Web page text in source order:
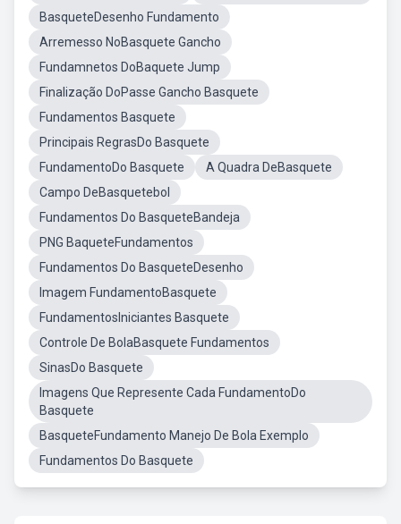
BasqueteDesenho Fundamento
Arremesso NoBasquete Gancho
Fundamnetos DoBaquete Jump
Finalização DoPasse Gancho Basquete
Fundamentos Basquete
Principais RegrasDo Basquete
FundamentoDo Basquete
A Quadra DeBasquete
Campo DeBasquetebol
Fundamentos Do BasqueteBandeja
PNG BaqueteFundamentos
Fundamentos Do BasqueteDesenho
Imagem FundamentoBasquete
FundamentosIniciantes Basquete
Controle De BolaBasquete Fundamentos
SinasDo Basquete
Imagens Que Represente Cada FundamentoDo
Basquete
BasqueteFundamento Manejo De Bola Exemplo
Fundamentos Do Basquete